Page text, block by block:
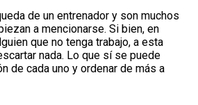
de un entrenador y son muchos
a mencionarse. Si bien, en
que no tenga trabajo, a esta
nada. Lo que sí se puede
de cada uno y ordenar de más a